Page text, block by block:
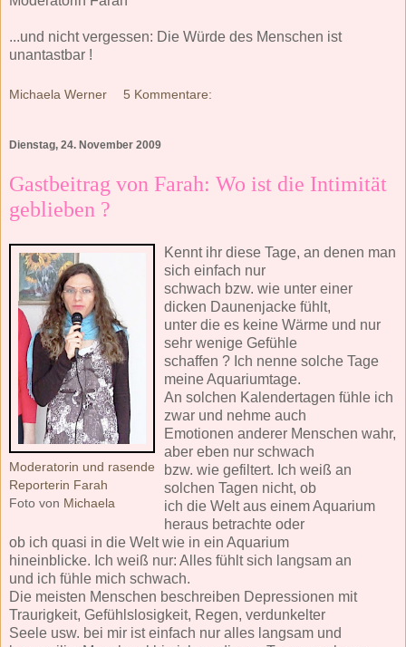
...und nicht vergessen: Die Würde des Menschen ist
unantastbar !
Michaela Werner 5 Kommentare:
Dienstag, 24. November 2009
Gastbeitrag von Farah: Wo ist die Intimität
geblieben ?
Moderatorin und rasende
Reporterin Farah
Foto von Michaela
Kennt ihr diese Tage, an denen man
sich einfach nur
schwach bzw. wie unter einer
dicken Daunenjacke fühlt,
unter die es keine Wärme und nur
sehr wenige Gefühle
schaffen ? Ich nenne solche Tage
meine Aquariumtage.
An solchen Kalendertagen fühle ich
zwar und nehme auch
Emotionen anderer Menschen wahr,
aber eben nur schwach
bzw. wie gefiltert. Ich weiß an
solchen Tagen nicht, ob
ich die Welt aus einem Aquarium
heraus betrachte oder
ob ich quasi in die Welt wie in ein Aquarium
hineinblicke. Ich weiß nur: Alles fühlt sich langsam an
und ich fühle mich schwach.
Die meisten Menschen beschreiben Depressionen mit
Traurigkeit, Gefühlslosigkeit, Regen, verdunkelter
Seele usw. bei mir ist einfach nur alles langsam und